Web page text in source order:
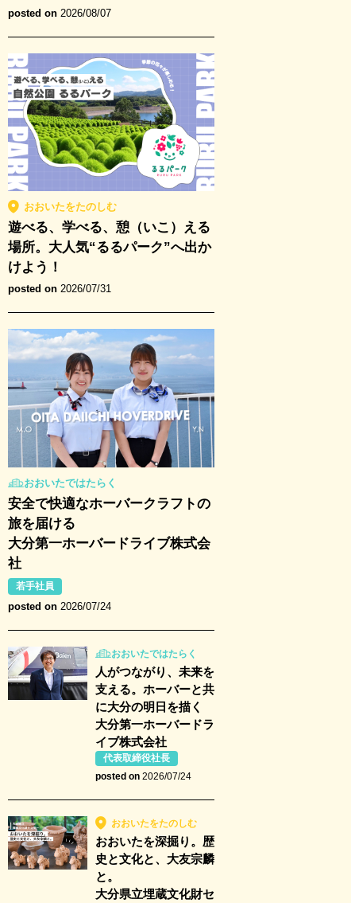
posted on 2026/08/07
おおいたをたのしむ
遊べる、学べる、憩（いこ）える
場所。大人気“るるパーク”へ出か
けよう！
posted on 2026/07/31
おおいたではたらく
安全で快適なホーバークラフトの
旅を届ける
大分第一ホーバードライブ株式会
社
若手社員
posted on 2026/07/24
おおいたではたらく
人がつながり、未来を
支える。ホーバーと共
に大分の明日を描く
大分第一ホーバードラ
イブ株式会社
代表取締役社長
posted on 2026/07/24
おおいたをたのしむ
おおいたを深掘り。歴
史と文化と、大友宗麟
と。
大分県立埋蔵文化財セ